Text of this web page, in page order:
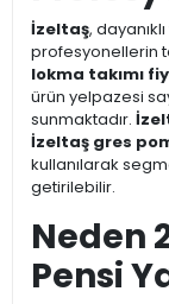
İzeltaş,
profesyonellerin
lokma takımı
ürün yelpazesi
sunmaktadır.
İzeltaş gres
kullanılarak
getirilebilir.
Neden
Pensi